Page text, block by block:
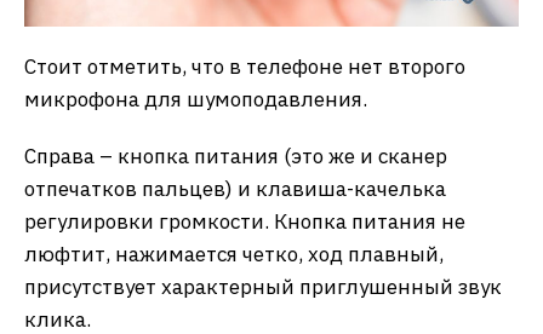
Стоит отметить, что в телефоне нет второго
микрофона для шумоподавления.
Справа – кнопка питания (это же и сканер
отпечатков пальцев) и клавиша-качелька
регулировки громкости. Кнопка питания не
люфтит, нажимается четко, ход плавный,
присутствует характерный приглушенный звук
клика.